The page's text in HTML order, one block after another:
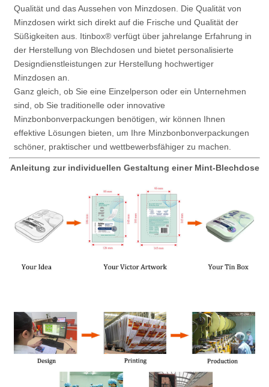
Qualität und das Aussehen von Minzdosen. Die Qualität von
Minzdosen wirkt sich direkt auf die Frische und Qualität der
Süßigkeiten aus. Itinbox® verfügt über jahrelange Erfahrung in
der Herstellung von Blechdosen und bietet personalisierte
Designdienstleistungen zur Herstellung hochwertiger
Minzdosen an.
Ganz gleich, ob Sie eine Einzelperson oder ein Unternehmen
sind, ob Sie traditionelle oder innovative
Minzbonbonverpackungen benötigen, wir können Ihnen
effektive Lösungen bieten, um Ihre Minzbonbonverpackungen
schöner, praktischer und wettbewerbsfähiger zu machen.
Anleitung zur individuellen Gestaltung einer Mint-Blechdose